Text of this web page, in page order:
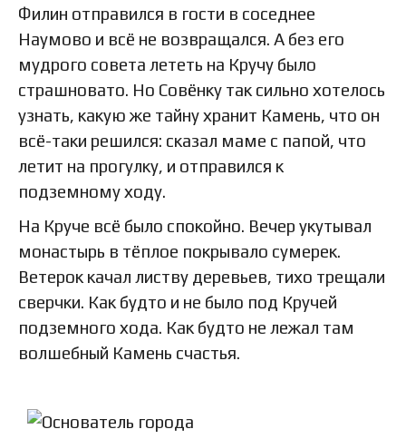
Филин отправился в гости в соседнее
Наумово и всё не возвращался. А без его
мудрого совета лететь на Кручу было
страшновато. Но Совёнку так сильно хотелось
узнать, какую же тайну хранит Камень, что он
всё-таки решился: сказал маме с папой, что
летит на прогулку, и отправился к
подземному ходу.
На Круче всё было спокойно. Вечер укутывал
монастырь в тёплое покрывало сумерек.
Ветерок качал листву деревьев, тихо трещали
сверчки. Как будто и не было под Кручей
подземного хода. Как будто не лежал там
волшебный Камень счастья.